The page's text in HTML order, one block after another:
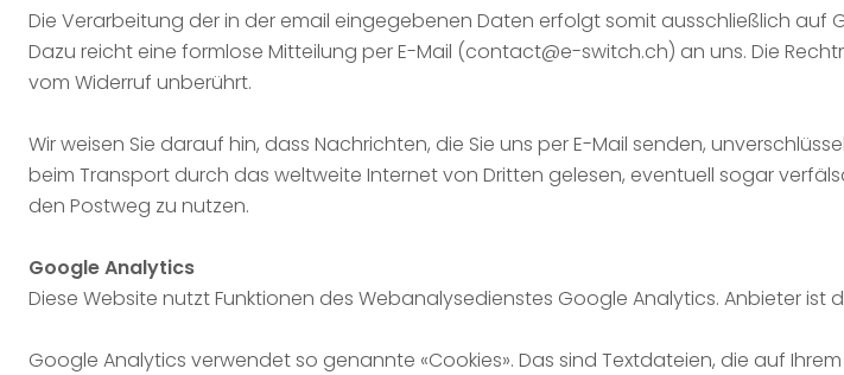
Die Verarbeitung der in der email eingegebenen Daten erfolgt somit ausschließlich auf
Dazu reicht eine formlose Mitteilung per E-Mail (contact@e-switch.ch) an uns. Die
vom Widerruf unberührt.
Wir weisen Sie darauf hin, dass Nachrichten, die Sie uns per E-Mail senden,
beim Transport durch das weltweite Internet von Dritten gelesen, eventuell sogar
den Postweg zu nutzen.
Google Analytics
Diese Website nutzt Funktionen des Webanalysedienstes Google Analytics. Anbieter ist
Google Analytics verwendet so genannte «Cookies». Das sind Textdateien, die auf